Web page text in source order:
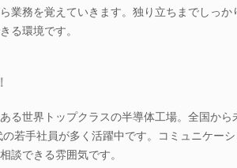
業務を覚えていきます。独り立ちまでしっか
る環境です。
る世界トップクラスの半導体工場。全国から
若手社員が多く活躍中です。コミュニケー
談できる雰囲気です。